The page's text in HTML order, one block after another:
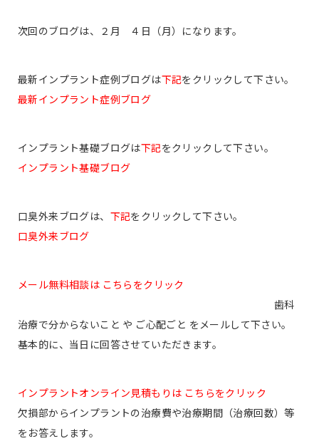
次回のブログは、２月 ４日（月）になります。
最新インプラント症例ブログは下記をクリックして下さい。
最新インプラント症例ブログ
インプラント基礎ブログは下記をクリックして下さい。
インプラント基礎ブログ
口臭外来ブログは、 下記をクリックして下さい。
口臭外来ブログ
メール無料相談は こちらをクリック
歯科
治療で分からないこと や ご心配ごと をメールして下さい。
基本的に、当日に回答させていただきます。
インプラントオンライン見積もりは こちらをクリック
欠損部からインプラントの治療費や治療期間（治療回数）等
をお答えします。